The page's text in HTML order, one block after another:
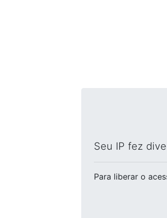
Seu IP fez
Para liberar o